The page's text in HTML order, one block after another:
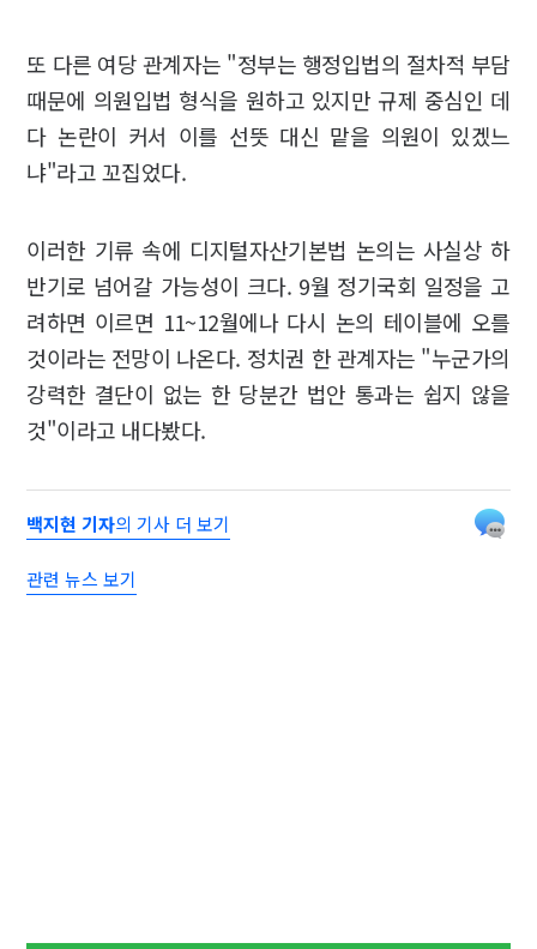
또 다른 여당 관계자는 "정부는 행정입법의 절차적 부담
때문에 의원입법 형식을 원하고 있지만 규제 중심인 데
다 논란이 커서 이를 선뜻 대신 맡을 의원이 있겠느
냐"라고 꼬집었다.
이러한 기류 속에 디지털자산기본법 논의는 사실상 하
반기로 넘어갈 가능성이 크다. 9월 정기국회 일정을 고
려하면 이르면 11~12월에나 다시 논의 테이블에 오를
것이라는 전망이 나온다. 정치권 한 관계자는 "누군가의
강력한 결단이 없는 한 당분간 법안 통과는 쉽지 않을
것"이라고 내다봤다.
백지현 기자의 기사 더 보기
관련 뉴스 보기